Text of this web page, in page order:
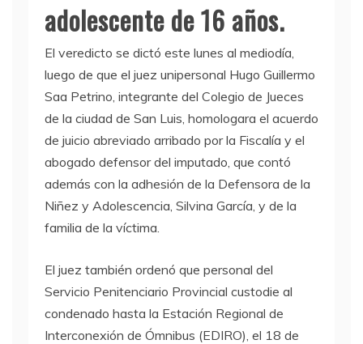
adolescente de 16 años.
El veredicto se dictó este lunes al mediodía,
luego de que el juez unipersonal Hugo Guillermo
Saa Petrino, integrante del Colegio de Jueces
de la ciudad de San Luis, homologara el acuerdo
de juicio abreviado arribado por la Fiscalía y el
abogado defensor del imputado, que contó
además con la adhesión de la Defensora de la
Niñez y Adolescencia, Silvina García, y de la
familia de la víctima.
El juez también ordenó que personal del
Servicio Penitenciario Provincial custodie al
condenado hasta la Estación Regional de
Interconexión de Ómnibus (EDIRO), el 18 de